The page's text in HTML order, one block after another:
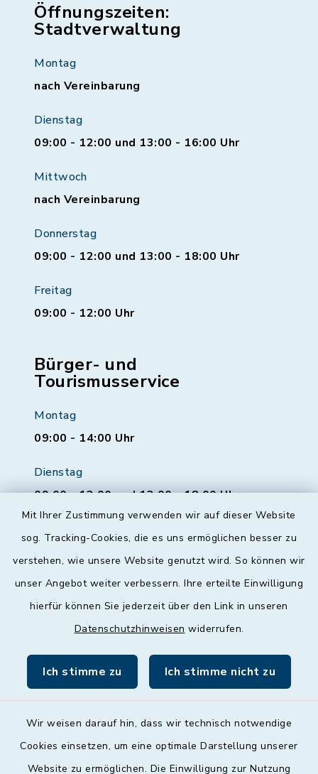
Mit Ihrer Zustimmung verwenden wir auf dieser Website
sog. Tracking-Cookies, die es uns ermöglichen besser zu
verstehen, wie unsere Website genutzt wird. So können wir
unser Angebot weiter verbessern. Ihre erteilte Einwilligung
hierfür können Sie jederzeit über den Link in unseren
Datenschutzhinweisen widerrufen.
Ich stimme zu Ich stimme nicht zu
Wir weisen darauf hin, dass wir technisch notwendige
Cookies einsetzen, um eine optimale Darstellung unserer
Website zu ermöglichen. Die Einwilligung zur Nutzung
Öffnungszeiten:
Stadtverwaltung
Montag
nach Vereinbarung
Dienstag
09:00 - 12:00 und 13:00 - 16:00 Uhr
Mittwoch
nach Vereinbarung
Donnerstag
09:00 - 12:00 und 13:00 - 18:00 Uhr
Freitag
09:00 - 12:00 Uhr
Bürger- und
Tourismusservice
Montag
09:00 - 14:00 Uhr
Dienstag
09:00 - 12:00 und 13:00 - 18:00 Uhr
Donnerstag
09:00 - 12:00 und 13:00 - 18:00 Uhr
09:00 - 12:00 Uhr